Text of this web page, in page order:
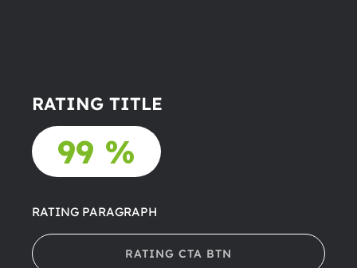
RATING TITLE
99 %
RATING PARAGRAPH
RATING CTA BTN